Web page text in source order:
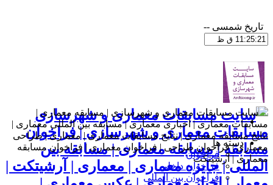
تاریخ شمسی --
مسابقات معماری و شهرسازی | فراخوان
مسابقه | مسابقه معماری | مسابقه بین
المللی | جایزه معماری | معماری | آرشیتکت |
دسته ها
فراخوان
فراخوان داخلی
فراخوان بین المللی